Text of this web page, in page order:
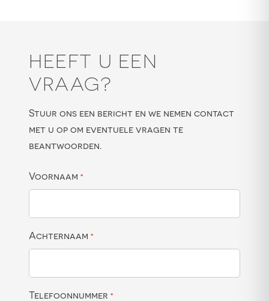
HEEFT U EEN
VRAAG?
Stuur ons een bericht en we nemen contact
met u op om eventuele vragen te
beantwoorden.
Voornaam *
Achternaam *
Telefoonnummer *